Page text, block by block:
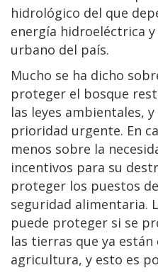
hidrológico del que
energía hidroeléctrica
urbano del país.
Mucho se ha dicho
proteger el bosque
las leyes ambientales,
prioridad urgente. En
menos sobre la
incentivos para su
proteger los puestos
seguridad alimentaria.
puede proteger si se
las tierras que ya están
agricultura, y esto es